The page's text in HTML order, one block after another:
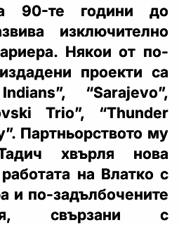
90-те години до
изключително
Някои от по-
проекти са
“Sarajevo”,
Trio”, “Thunder
Партньорството му
хвърля нова
на Влатко с
и по-задълбочените
свързани с